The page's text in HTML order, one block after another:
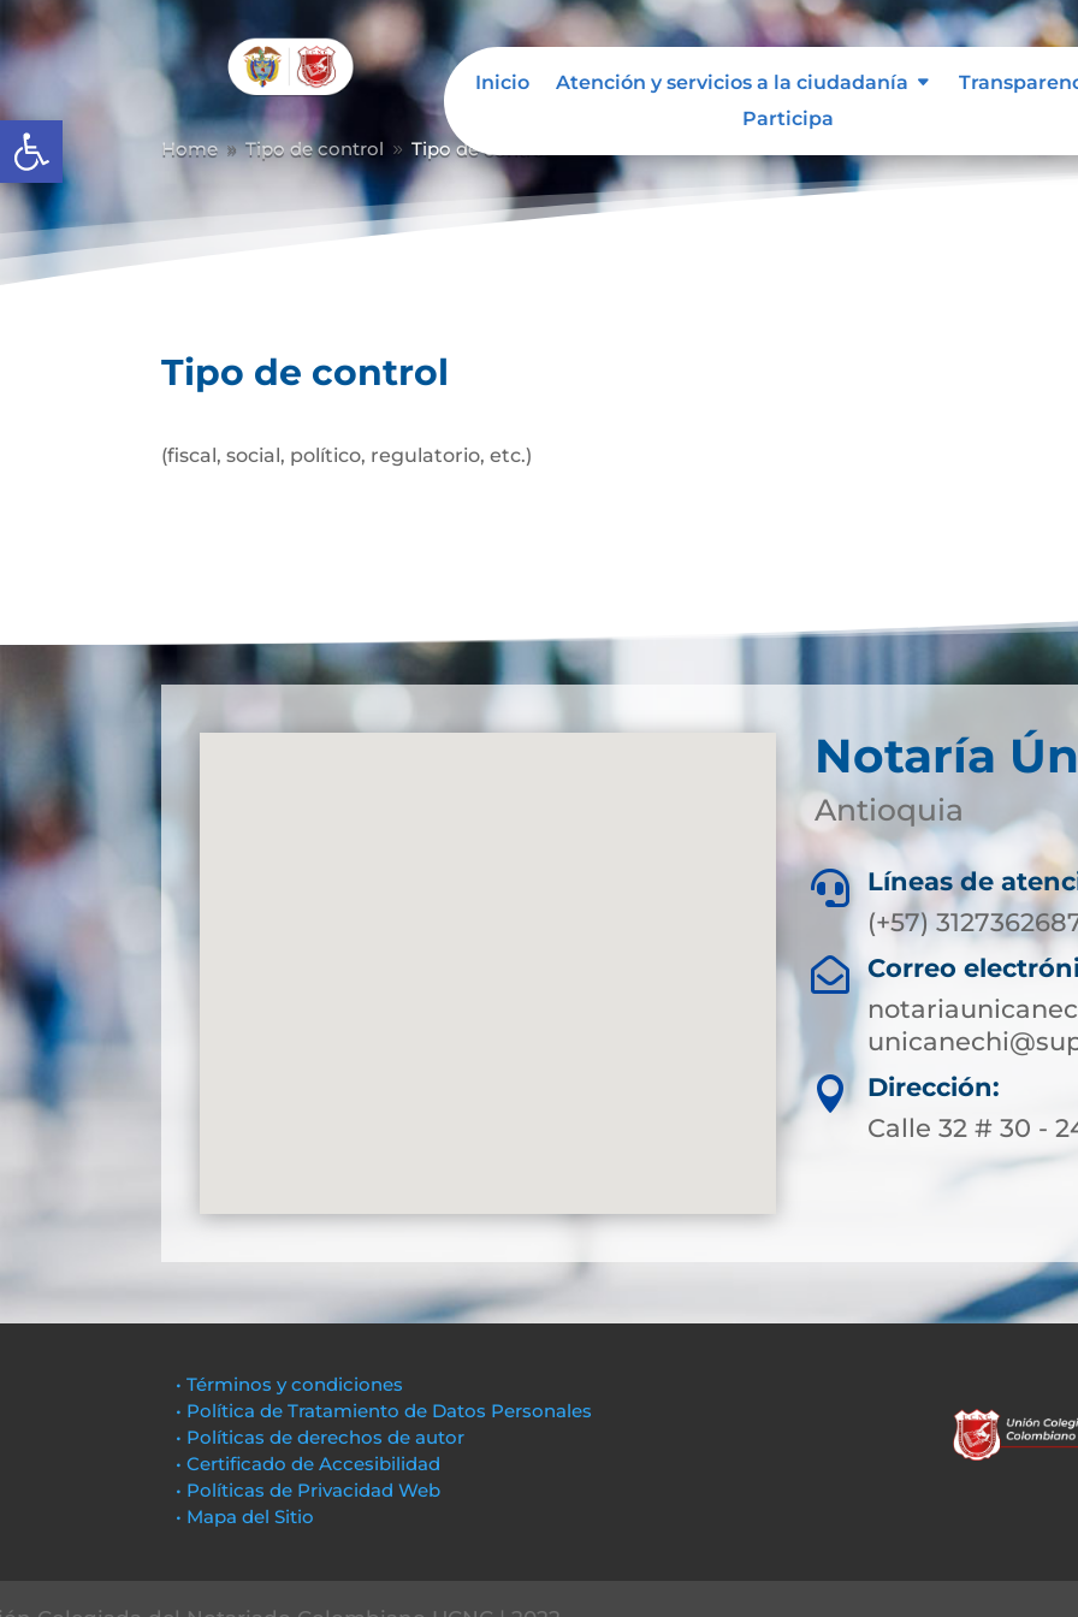
Abrir barra de herramientas
Inicio Atención y servicios a la ciudadanía
Participa
Home 9 Tipo de control 9 Tipo de control
Tipo de control
(fiscal, social, político, regulatorio, etc.)
Notaría
Antioquia

Líneas de
(+57)
 Correo

Dirección:
Calle 32 # 30 -
• Términos y condiciones
• Política de Tratamiento de Datos Personales
• Políticas de derechos de autor
• Certificado de Accesibilidad
• Políticas de Privacidad Web
• Mapa del Sitio